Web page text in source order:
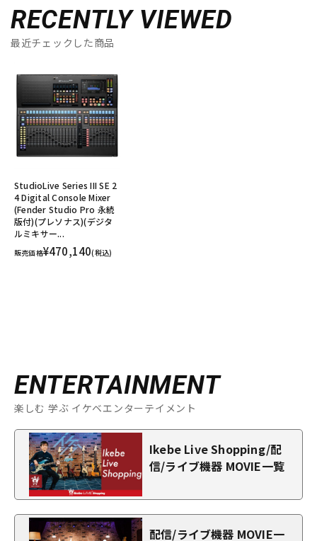
RECENTLY VIEWED
最近チェックした商品
StudioLive Series III SE 2
4 Digital Console Mixer
(Fender Studio Pro 永続
版付)(プレソナス)(デジタ
ルミキサー...
販売価格¥470,140(税込)
ENTERTAINMENT
楽しむ 学ぶ イケベエンターテイメント
Ikebe Live Shopping/配
信/ライブ機器 MOVIE一覧
配信/ライブ機器 MOVIE一